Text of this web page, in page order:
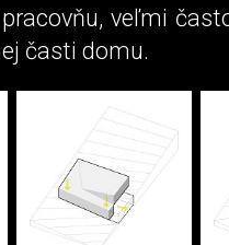
veľmi
časti domu.